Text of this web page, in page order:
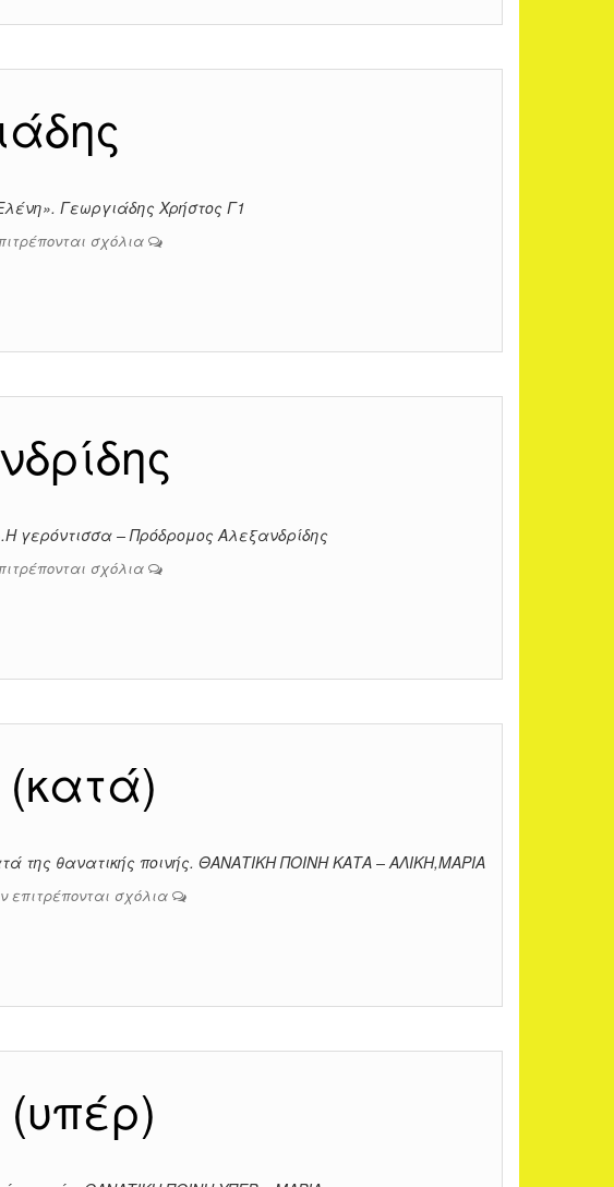
Γεωργιάδης Χρήστος Γ1
σχόλια
γερόντισσα – Πρόδρομος Αλεξανδρίδης
σχόλια
(κατά)
της θανατικής ποινής. ΘΑΝΑΤΙΚΗ ΠΟΙΝΗ ΚΑΤΑ – ΑΛΙΚΗ,ΜΑΡΙΑ
επιτρέπονται σχόλια
(υπέρ)